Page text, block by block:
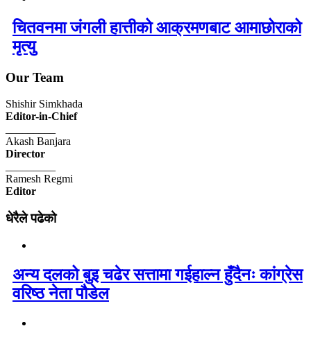
चितवनमा जंगली हात्तीको आक्रमणबाट आमाछोराको
मृत्यु
Our Team
Shishir Simkhada
Editor-in-Chief
Akash Banjara
Director
Ramesh Regmi
Editor
धेरैले पढेको
अन्य दलको बुइ चढेर सत्तामा गईहाल्न हुँदैनः कांग्रेस
वरिष्ठ नेता पौडेल